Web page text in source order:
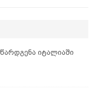
იტალიაში